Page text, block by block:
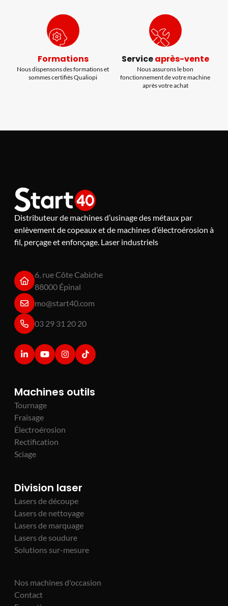
Formations
Nous dispensons des formations et
sommes certifiés Qualiopi
Serviceaprès-vente
Nous assurons le bon
fonctionnement de votre machine
après votre achat
Distributeur de machines d’usinage des métaux par
enlèvement de copeaux et de machines d’électroérosion à
fil, perçage et enfonçage. Laser industriels
6, rue Côte Cabiche
88000 Épinal
mo@start40.com
03 29 31 20 20
Machines outils
Tournage
Fraisage
Électroérosion
Rectification
Sciage
Division laser
Lasers de découpe
Lasers de nettoyage
Lasers de marquage
Lasers de soudure
Solutions sur-mesure
Nos machines d'occasion
Contact